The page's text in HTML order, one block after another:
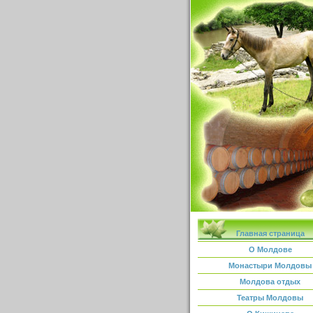
Главная страница
О Молдове
Монастыри Молдовы
Молдова отдых
Театры Молдовы